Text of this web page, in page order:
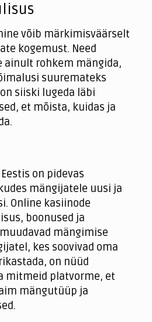
võib märkimisväärselt
kogemust. Need
ainult rohkem mängida,
suuremateks
siiski lugeda läbi
et mõista, kuidas ja
on pidevas
mängijatele uusi ja
Online kasiinode
boonused ja
mängimise
kes soovivad oma
on nüüd
mitmeid platvorme, et
mängutüüp ja